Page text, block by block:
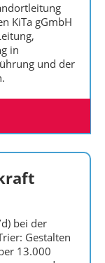
KiTa gGmbH
in
und der
bei der
Gestalten
13.000